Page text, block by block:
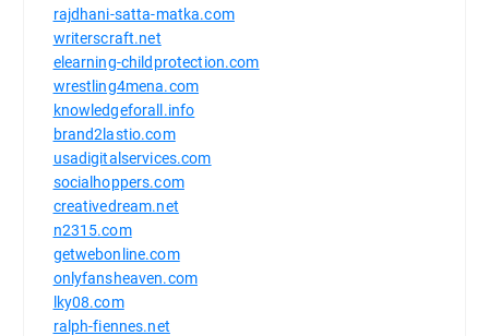
rajdhani-satta-matka.com
writerscraft.net
elearning-childprotection.com
wrestling4mena.com
knowledgeforall.info
brand2lastio.com
usadigitalservices.com
socialhoppers.com
creativedream.net
n2315.com
getwebonline.com
onlyfansheaven.com
lky08.com
ralph-fiennes.net